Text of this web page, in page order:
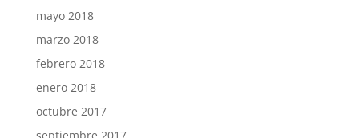
mayo 2018
marzo 2018
febrero 2018
enero 2018
octubre 2017